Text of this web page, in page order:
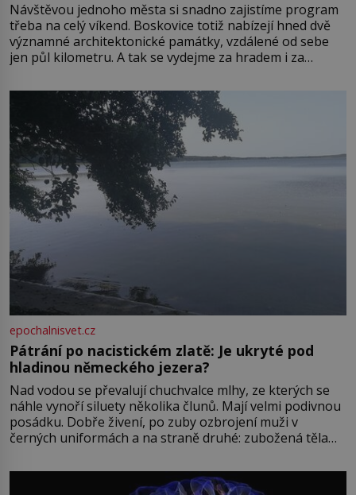
Návštěvou jednoho města si snadno zajistíme program
třeba na celý víkend. Boskovice totiž nabízejí hned dvě
významné architektonické památky, vzdálené od sebe
jen půl kilometru. A tak se vydejme za hradem i za
Boskovice na okraji Drahanské vrchoviny vznikla někdy
ve13. století, a už v roce 1313 kronikáři zaznamenali
epochalnisvet.cz
Pátrání po nacistickém zlatě: Je ukryté pod
hladinou německého jezera?
Nad vodou se převalují chuchvalce mlhy, ze kterých se
náhle vynoří siluety několika člunů. Mají velmi podivnou
posádku. Dobře živení, po zuby ozbrojení muži v
černých uniformách a na straně druhé: zubožená těla
přízračná scéna znamená? Je jaro roku 1945, druhá
světová válka se chýlí ke konci. Jezero Stolpsee